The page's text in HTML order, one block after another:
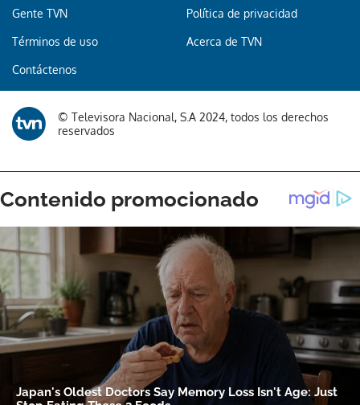
Gente TVN Política de privacidad
Términos de uso Acerca de TVN
Contáctenos
© Televisora Nacional, S.A 2024, todos los derechos
reservados